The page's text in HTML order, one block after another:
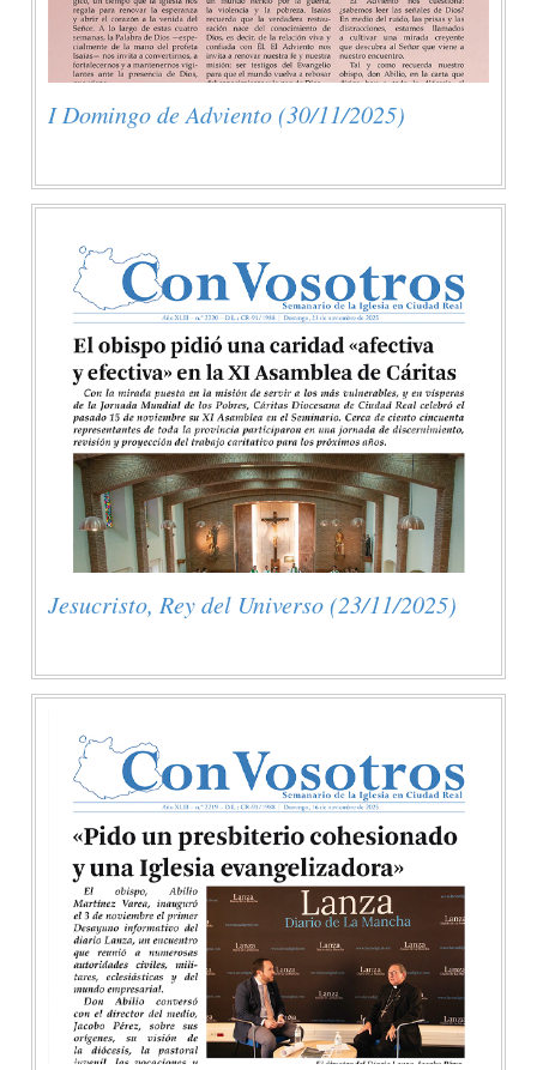
I Domingo de Adviento (30/11/2025)
Jesucristo, Rey del Universo (23/11/2025)